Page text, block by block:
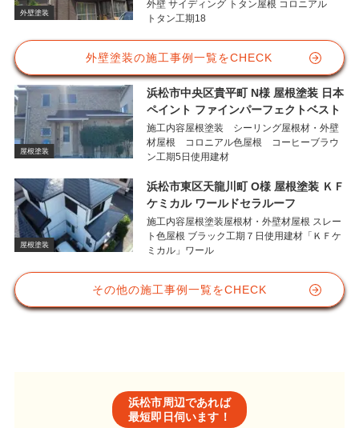
外壁塗装
外壁 サイディング トタン屋根 コロニアル
トタン工期18
外壁塗装の施工事例一覧をCHECK
屋根塗装
浜松市中央区貴平町 N様 屋根塗装 日本
ペイント ファインパーフェクトベスト
施工内容屋根塗装 シーリング屋根材・外壁
材屋根 コロニアル色屋根 コーヒーブラウ
ン工期5日使用建材
屋根塗装
浜松市東区天龍川町 O様 屋根塗装 ＫＦ
ケミカル ワールドセラルーフ
施工内容屋根塗装屋根材・外壁材屋根 スレー
ト色屋根 ブラック工期７日使用建材「ＫＦケ
ミカル」ワール
その他の施工事例一覧をCHECK
浜松市周辺であれば
最短即日伺います！